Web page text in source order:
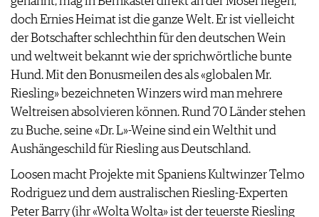
TRINKREIFETABELLE
ABO
WEINSUCHE
NEWSLETTER
WINE TRADE CLUB
REDAKTION
JOBS
WERBUNG
PRESSE
IMPRESSUM
AGB & DATENSCHUTZ
FAQ
doch Ernies Heimat ist die ganze Welt. Er ist vielleicht
der Botschafter schlechthin für den deutschen Wein
und weltweit bekannt wie der sprichwörtliche bunte
Hund. Mit den Bonusmeilen des als «globalen Mr.
Riesling» bezeichneten Winzers wird man mehrere
Weltreisen absolvieren können. Rund 70 Länder stehen
zu Buche, seine «Dr. L»-Weine sind ein Welthit und
Aushängeschild für Riesling aus Deutschland.
Loosen macht Projekte mit Spaniens Kultwinzer Telmo
Rodriguez und dem australischen Riesling-Experten
Peter Barry (ihr «Wolta Wolta» ist der teuerste Riesling